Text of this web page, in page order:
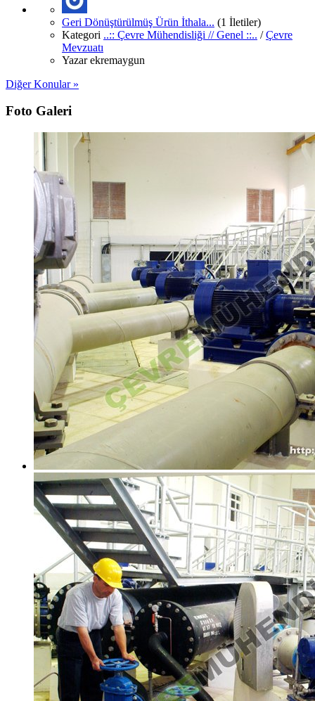
Geri Dönüştürülmüş Ürün İthala... (1 İletiler)
Kategori ..:: Çevre Mühendisliği // Genel ::.. /Çevre
Mevzuatı
Yazarekremaygun
Diğer Konular »
Foto Galeri